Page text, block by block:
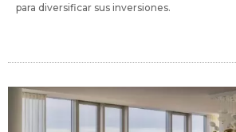
para diversificar sus inversiones.